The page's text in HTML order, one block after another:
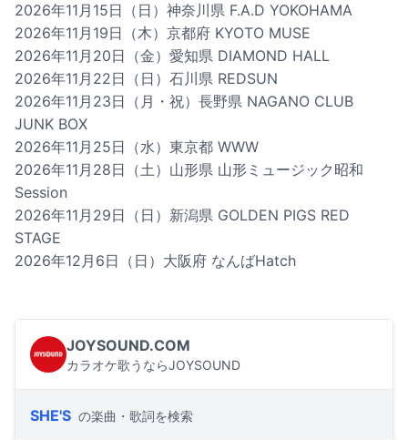
2026年11月15日（日）神奈川県 F.A.D YOKOHAMA
2026年11月19日（木）京都府 KYOTO MUSE
2026年11月20日（金）愛知県 DIAMOND HALL
2026年11月22日（日）石川県 REDSUN
2026年11月23日（月・祝）長野県 NAGANO CLUB
JUNK BOX
2026年11月25日（水）東京都 WWW
2026年11月28日（土）山形県 山形ミュージック昭和
Session
2026年11月29日（日）新潟県 GOLDEN PIGS RED
STAGE
2026年12月6日（日）大阪府 なんばHatch
JOYSOUND.COM
カラオケ歌うならJOYSOUND
SHE'S の楽曲・歌詞を検索